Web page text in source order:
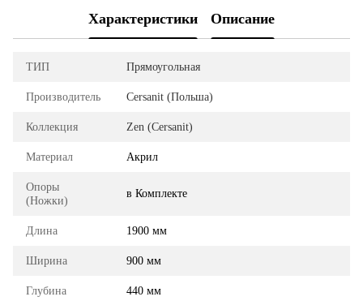
Характеристики Описание
ТИП Прямоугольная
Производитель Cersanit (Польша)
Коллекция Zen (Cersanit)
Материал Акрил
Опоры
(Ножки)
в Комплекте
Длина 1900 мм
Ширина 900 мм
Глубина 440 мм